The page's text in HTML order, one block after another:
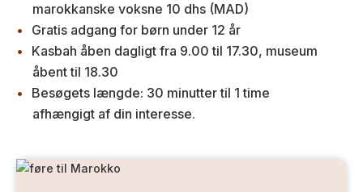
marokkanske voksne 10 dhs (MAD)
Gratis adgang for børn under 12 år
Kasbah åben dagligt fra 9.00 til 17.30, museum
åbent til 18.30
Besøgets længde: 30 minutter til 1 time
afhængigt af din interesse.